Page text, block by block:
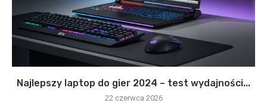
Najlepszy laptop do gier 2024 – test wydajności...
22 czerwca 2026